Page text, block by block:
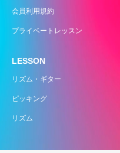
会員利用規約
プライベートレッスン
LESSON
リズム・ギター
ピッキング
リズム